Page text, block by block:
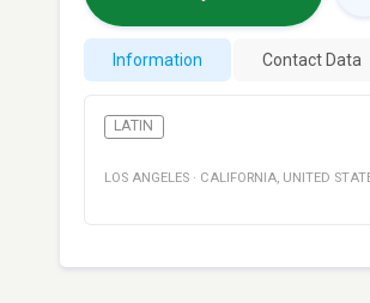
Information Contact Data
LATIN
LOS ANGELES · CALIFORNIA, UNITED